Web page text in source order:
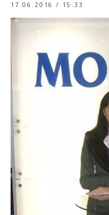
17.06.2016 / 15:33